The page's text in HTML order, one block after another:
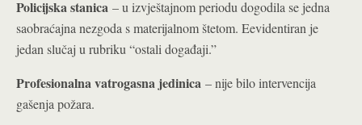
Policijska stanica – u izvještajnom periodu dogodila se jedna
saobraćajna nezgoda s materijalnom štetom. Eevidentiran je
jedan slučaj u rubriku “ostali događaji.”
Profesionalna vatrogasna jedinica – nije bilo intervencija
gašenja požara.